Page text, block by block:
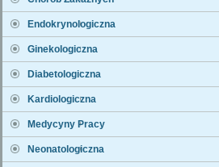
Endokrynologiczna
Ginekologiczna
Diabetologiczna
Kardiologiczna
Medycyny Pracy
Neonatologiczna